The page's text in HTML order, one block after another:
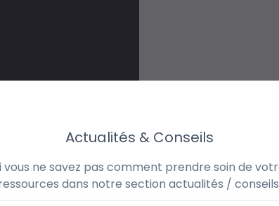
Actualités & Conseils
vous ne savez pas comment prendre soin de
dans notre section actualités /